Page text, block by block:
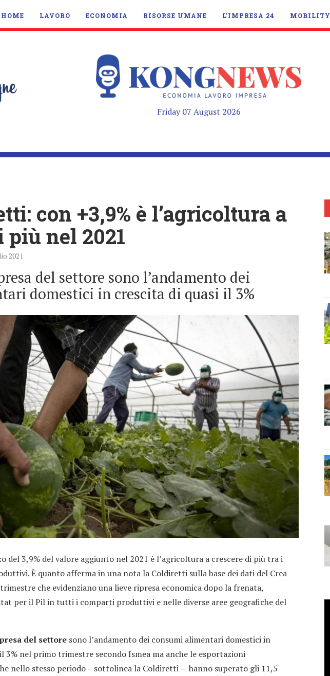
HOME LAVORO ECONOMIA RISORSE UMANE L’IMPRESA 24 MOBILITY
Friday 07 August 2026
con +3,9% è l’agricoltura a
più nel 2021
2021
del settore sono l’andamento dei
domestici in crescita di quasi il 3%
del 3,9% del valore aggiunto nel 2021 è l’agricoltura a crescere di più tra i
È quanto afferma in una nota la Coldiretti sulla base dei dati del Crea
che evidenziano una lieve ripresa economica dopo la frenata,
per il Pil in tutti i comparti produttivi e nelle diverse aree geografiche del
del settoresono l’andamento dei consumi alimentari domestici in
3% nel primo trimestre secondo Ismea ma anche le esportazioni
nello stesso periodo – sottolinea la Coldiretti – hanno superato gli 11,5